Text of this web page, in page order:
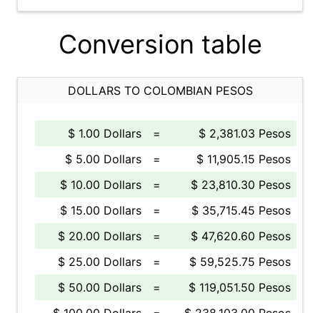
Conversion table
DOLLARS TO COLOMBIAN PESOS
$ 1.00 Dollars =
$ 2,381.03 Pesos
$ 5.00 Dollars
=
$ 11,905.15 Pesos
$ 10.00 Dollars
=
$ 23,810.30 Pesos
$ 15.00 Dollars
=
$ 35,715.45 Pesos
$ 20.00 Dollars
=
$ 47,620.60 Pesos
$ 25.00 Dollars
=
$ 59,525.75 Pesos
$ 50.00 Dollars
=
$ 119,051.50 Pesos